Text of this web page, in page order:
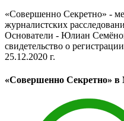
«Совершенно Секретно» -
журналистских
Основатели - Юлиан
свидетельство о
25.12.2020 г.
«Совершенно Секретно» в